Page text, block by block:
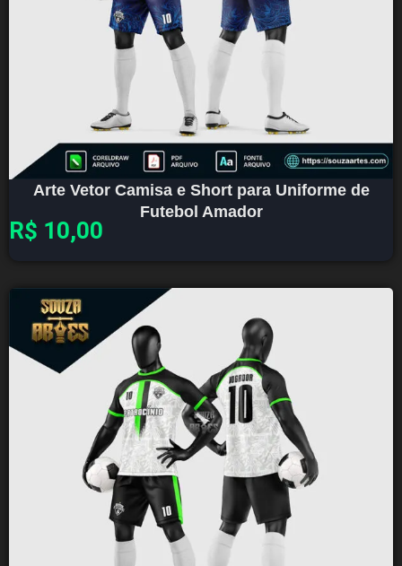
Arte Vetor Camisa e Short para Uniforme de
Futebol Amador
R$ 10,00